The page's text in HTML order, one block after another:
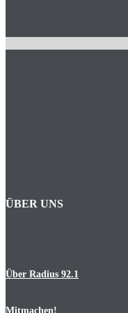
ÜBER UNS
Über Radius 92.1
Mitmachen!